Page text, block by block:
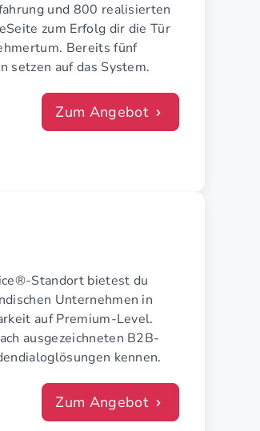
und 800 realisierten
zum Erfolg dir die Tür
Bereits fünf
setzen auf das System.
Zum Angebot
Standort bietest du
Unternehmen in
auf Premium-Level.
ausgezeichneten B2B-
kennen.
Zum Angebot